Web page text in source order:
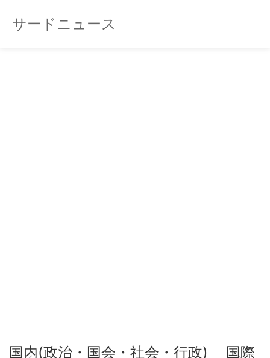
サードニュース
国内(政治・国会・社会・行政) 国際